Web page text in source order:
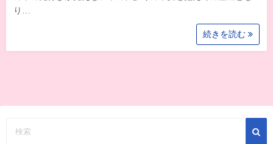
り…
続きを読む